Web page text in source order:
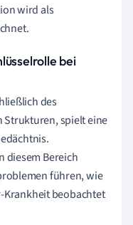
wird als
bei
des
Strukturen, spielt eine
diesem Bereich
führen, wie
Krankheit beobachtet